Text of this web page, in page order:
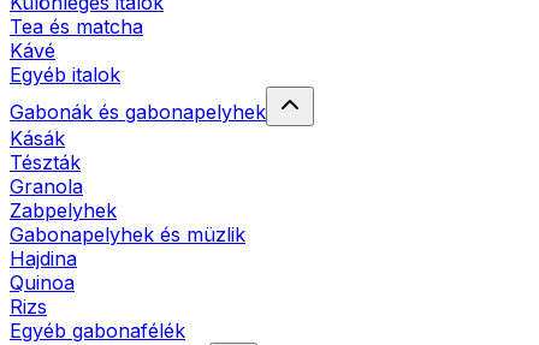
Tea és matcha
Kávé
Egyéb italok
Gabonák és gabonapelyhek
Kásák
Tészták
Granola
Zabpelyhek
Gabonapelyhek és müzlik
Hajdina
Quinoa
Rizs
Egyéb gabonafélék